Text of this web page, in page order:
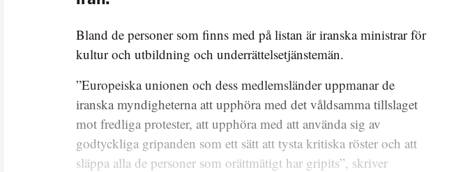
Bland de personer som finns med på listan är iranska ministrar för
kultur och utbildning och underrättelsetjänstemän.
”Europeiska unionen och dess medlemsländer uppmanar de
iranska myndigheterna att upphöra med det våldsamma tillslaget
mot fredliga protester, att upphöra med att använda sig av
godtyckliga gripanden som ett sätt att tysta kritiska röster och att
släppa alla de personer som orättmätigt har gripits”, skriver